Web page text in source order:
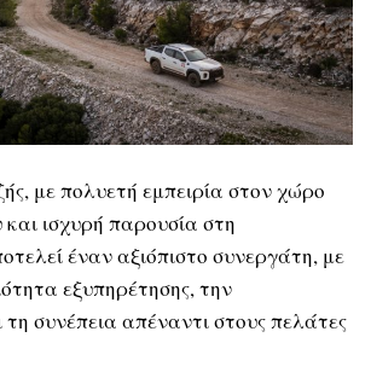
με πολυετή εμπειρία στον χώρο
ισχυρή παρουσία στη
έναν αξιόπιστο συνεργάτη, με
εξυπηρέτησης, την
συνέπεια απέναντι στους πελάτες